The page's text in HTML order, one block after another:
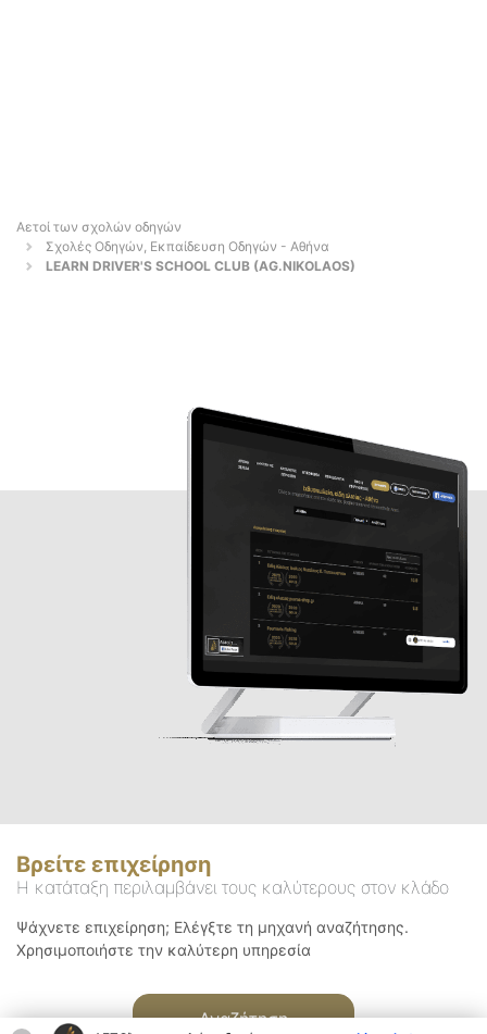
Αετοί των σχολών οδηγών
Σχολές Οδηγών, Εκπαίδευση Οδηγών - Αθήνα
LEARN DRIVER'S SCHOOL CLUB (AG.NIKOLAOS)
Βρείτε επιχείρηση
Η κατάταξη περιλαμβάνει τους καλύτερους στον κλάδο
Ψάχνετε επιχείρηση; Ελέγξτε τη μηχανή αναζήτησης.
Χρησιμοποιήστε την καλύτερη υπηρεσία
Αναζήτηση